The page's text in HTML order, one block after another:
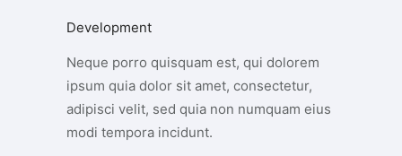
Development
Neque porro quisquam est, qui dolorem
ipsum quia dolor sit amet, consectetur,
adipisci velit, sed quia non numquam eius
modi tempora incidunt.